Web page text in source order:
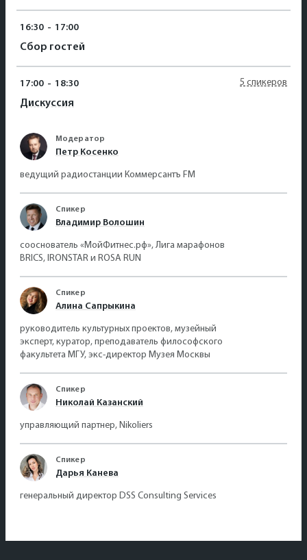
16:30 - 17:00
Сбор гостей
17:00 - 18:30
Дискуссия
5 спикеров
Модератор
Петр Косенко
ведущий радиостанции Коммерсантъ FM
Спикер
Владимир Волошин
сооснователь «МойФитнес.рф», Лига марафонов
BRICS, IRONSTAR и ROSA RUN
Спикер
Алина Сапрыкина
руководитель культурных проектов, музейный
эксперт, куратор, преподаватель философского
факультета МГУ, экс-директор Музея Москвы
Спикер
Николай Казанский
управляющий партнер, Nikoliers
Спикер
Дарья Канева
генеральный директор DSS Consulting Services